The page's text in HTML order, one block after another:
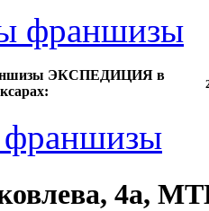
франшизы
ЭКСПЕДИЦИЯ в
4а,